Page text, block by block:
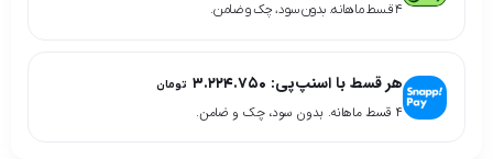
۴ قسط ماهانه. بدون سود، چک و ضامن.
هر قسط با اسنپ‌پی: ۳.۲۲۴.۷۵۰ تومان
۴ قسط ماهانه. بدون سود، چک و ضامن.